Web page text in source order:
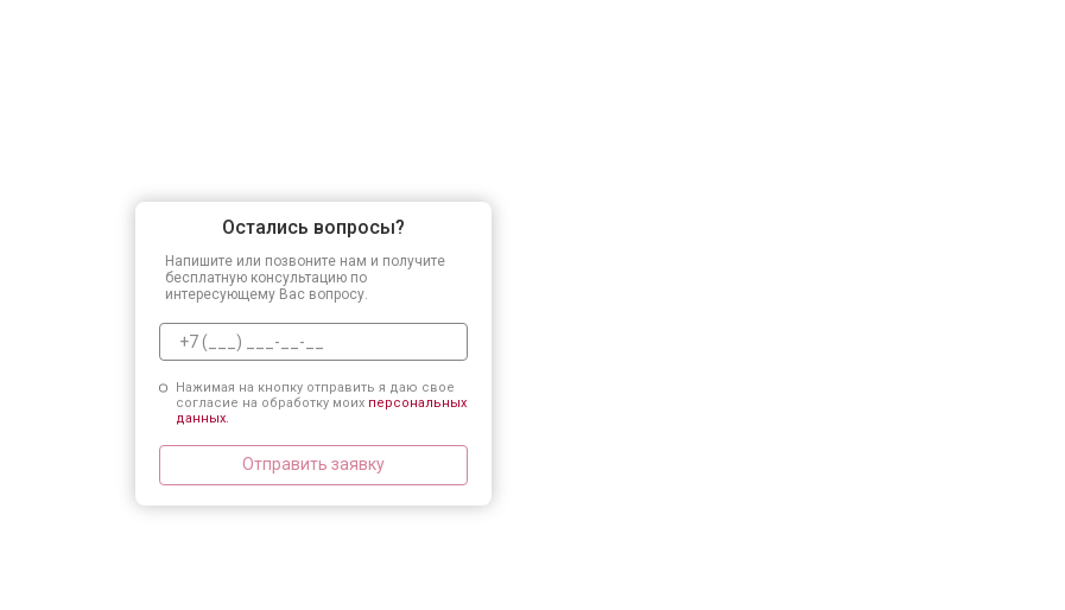
Остались вопросы?
Напишите или позвоните нам и получите
бесплатную консультацию по
интересующему Вас вопросу.
Нажимая на кнопку отправить я даю свое
согласие на обработку моих персональных
данных.
Отправить заявку